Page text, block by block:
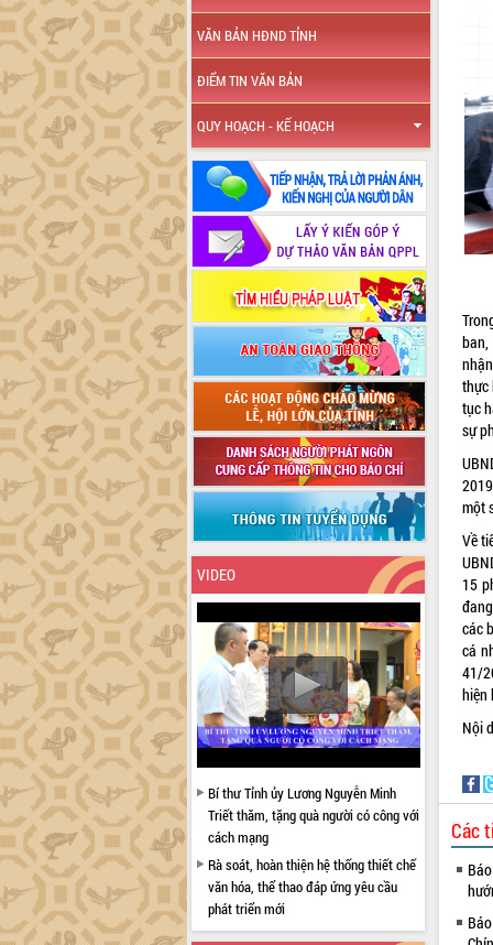
VĂN BẢN HĐND TỈNH
ĐIỂM TIN VĂN BẢN
QUY HOẠCH - KẾ HOẠCH
VIDEO
Bí thư Tỉnh ủy Lương Nguyễn Minh
Triết thăm, tặng quà người có công với
cách mạng
Rà soát, hoàn thiện hệ thống thiết chế
văn hóa, thể thao đáp ứng yêu cầu
phát triển mới
Thường trực HĐND tỉnh Đắk Lắk gặp
thực
tục
sự
một
Về
15
các
cá
41/
hiện
Nội
Các